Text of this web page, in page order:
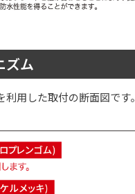
ズム
用した取付の断面図です。